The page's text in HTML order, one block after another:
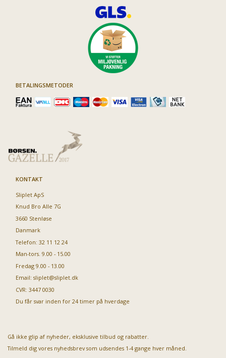
BETALINGSMETODER
KONTAKT
Sliplet ApS
Knud Bro Alle 7G
3660 Stenløse
Danmark
Telefon: 32 11 12 24
Man-tors. 9.00 - 15.00
Fredag 9.00 - 13.00
Email: sliplet@sliplet.dk
CVR: 3447 0030
Du får svar inden for 24 timer på hverdage
Gå ikke glip af nyheder, eksklusive tilbud og rabatter.
Tilmeld dig vores nyhedsbrev som udsendes 1-4 gange hver måned.